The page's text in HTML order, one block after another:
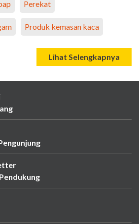
Perekat
Produk kemasan kaca
Lihat Selengkapnya